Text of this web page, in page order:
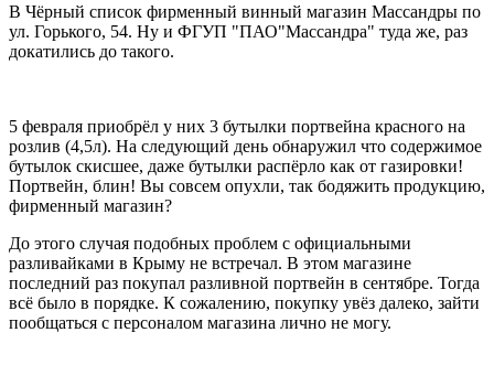
В Чёрный список фирменный винный магазин Массандры по
ул. Горького, 54. Ну и ФГУП "ПАО"Массандра" туда же, раз
докатились до такого.
5 февраля приобрёл у них 3 бутылки портвейна красного на
розлив (4,5л). На следующий день обнаружил что содержимое
бутылок скисшее, даже бутылки распёрло как от газировки!
Портвейн, блин! Вы совсем опухли, так бодяжить продукцию,
фирменный магазин?
До этого случая подобных проблем с официальными
разливайками в Крыму не встречал. В этом магазине
последний раз покупал разливной портвейн в сентябре. Тогда
всё было в порядке. К сожалению, покупку увёз далеко, зайти
пообщаться с персоналом магазина лично не могу.